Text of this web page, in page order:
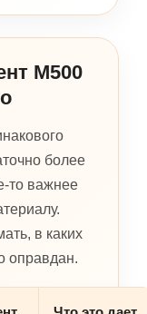
М500
более
то важнее
в каких
оправдан.